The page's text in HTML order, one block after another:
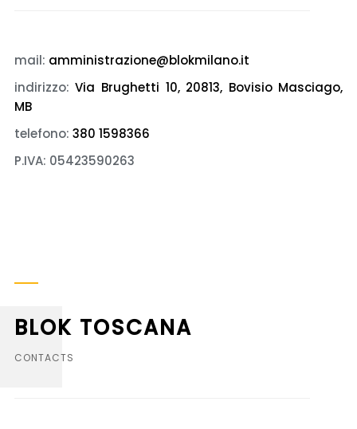
mail: amministrazione@blokmilano.it
indirizzo:Via Brughetti 10, 20813, Bovisio Masciago,
MB
telefono: 380 1598366
P.IVA: 05423590263
BLOK TOSCANA
CONTACTS